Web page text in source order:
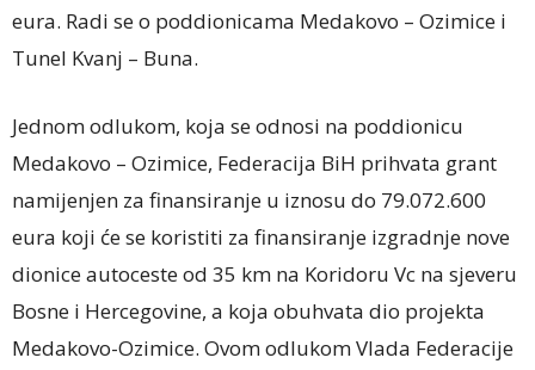
eura. Radi se o poddionicama Medakovo – Ozimice i
Tunel Kvanj – Buna.
Jednom odlukom, koja se odnosi na poddionicu
Medakovo – Ozimice, Federacija BiH prihvata grant
namijenjen za finansiranje u iznosu do 79.072.600
eura koji će se koristiti za finansiranje izgradnje nove
dionice autoceste od 35 km na Koridoru Vc na sjeveru
Bosne i Hercegovine, a koja obuhvata dio projekta
Medakovo-Ozimice. Ovom odlukom Vlada Federacije